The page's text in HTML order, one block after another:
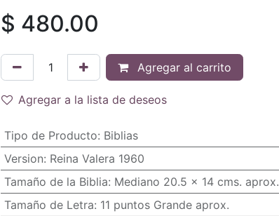
$ 480.00
Agregar al carrito
Agregar a la lista de deseos
Tipo de Producto: Biblias
Version: Reina Valera 1960
Tamaño de la Biblia: Mediano 20.5 x 14 cms. aprox.
Tamaño de Letra: 11 puntos Grande aprox.